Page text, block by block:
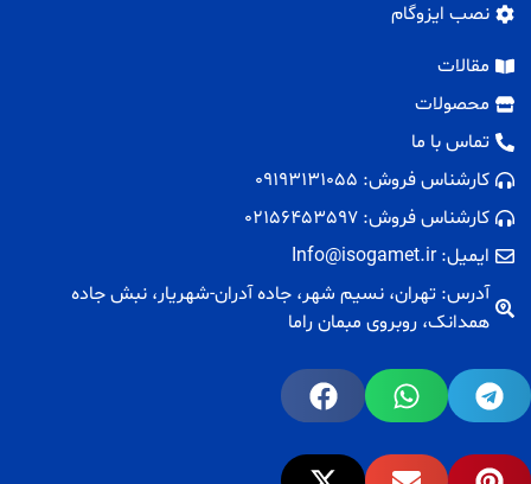
نصب ایزوگام
مقالات
محصولات
تماس با ما
کارشناس فروش: 09193131055
کارشناس فروش: 02156453597
ایمیل: Info@isogamet.ir
آدرس: تهران، نسیم شهر، جاده آدران-شهریار، نبش جاده
همدانک، روبروی مبمان راما